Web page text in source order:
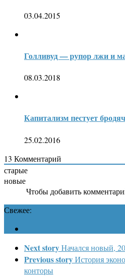
03.04.2015
Голливуд — рупор лжи и
08.03.2018
Капитализм пестует
25.02.2016
13 Комментарий
старые
новые
Чтобы добавить
Свежее:
Next storyНачался новый,
Previous storyИстория
конторы